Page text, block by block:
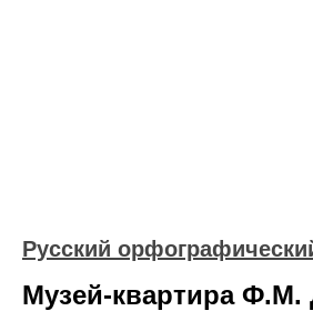
Русский
Музей-квартира Ф.М.